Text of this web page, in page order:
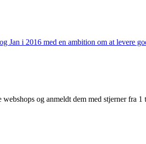
Jan i 2016 med en ambition om at levere
og anmeldt dem med stjerner fra